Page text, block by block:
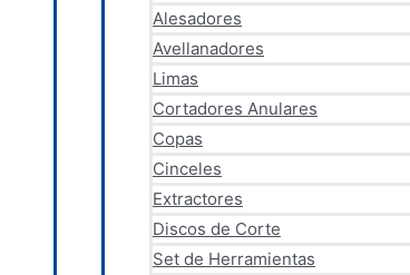
Alesadores
Avellanadores
Limas
Cortadores Anulares
Copas
Cinceles
Extractores
Discos de Corte
Set de Herramientas